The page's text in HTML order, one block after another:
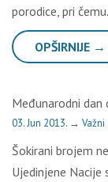
porodice, pri
OPŠIRNIJE →
Međunarodni
03. Jun 2013. →
Šokirani brojem
Ujedinjene Nacije